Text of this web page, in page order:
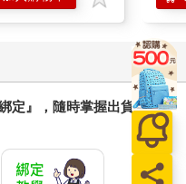
定』，隨時掌握出貨動